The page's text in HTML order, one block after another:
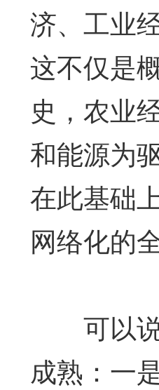
济、工业
这不仅是
史，农业
和能源为
在此基础
网络化的
可以说
成熟：一